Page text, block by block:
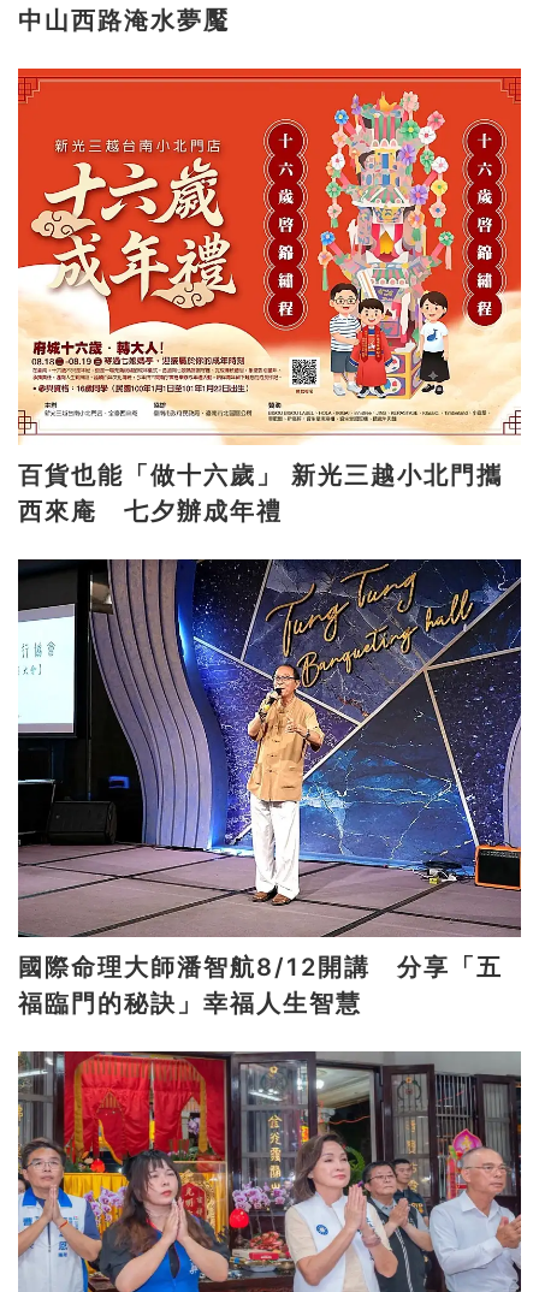
中山西路淹水夢魘
百貨也能「做十六歲」 新光三越小北門攜
西來庵 七夕辦成年禮
國際命理大師潘智航8/12開講 分享「五
福臨門的秘訣」幸福人生智慧